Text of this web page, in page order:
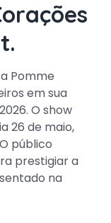
Pomme
em sua
O show
26 de maio,
público
prestigiar a
na